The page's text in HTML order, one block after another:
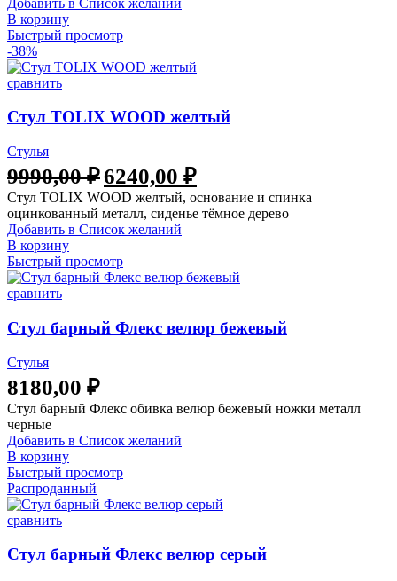
В корзину
Быстрый просмотр
-38%
сравнить
Стул TOLIX WOOD желтый
Стулья
9990,00₽ Первоначальная
цена
составляла
9990,00 ₽.
6240,00 ₽Текущая
цена:
6240,00 ₽.
Стул TOLIX WOOD желтый, основание и спинка
оцинкованный металл, сиденье тёмное дерево
Добавить в Список желаний
В корзину
Быстрый просмотр
сравнить
Стул барный Флекс велюр бежевый
Стулья
8180,00 ₽
Стул барный Флекс обивка велюр бежевый ножки металл
черные
Добавить в Список желаний
В корзину
Быстрый просмотр
Распроданный
сравнить
Стул барный Флекс велюр серый